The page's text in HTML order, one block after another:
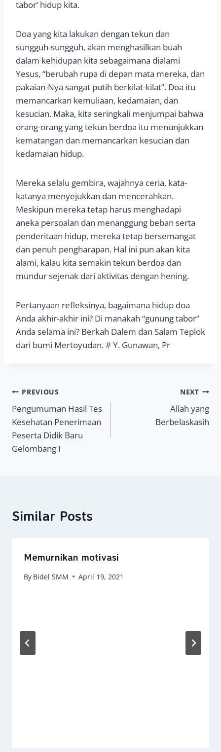
tabor’ hidup kita.
Doa yang kita lakukan dengan tekun dan
sungguh-sungguh, akan menghasilkan buah
dalam kehidupan kita sebagaimana dialami
Yesus, “berubah rupa di depan mata mereka, dan
pakaian-Nya sangat putih berkilat-kilat”. Doa itu
memancarkan kemuliaan, kedamaian, dan
kesucian. Maka, kita seringkali menjumpai bahwa
orang-orang yang tekun berdoa itu menunjukkan
kematangan dan memancarkan kesucian dan
kedamaian hidup.
Mereka selalu gembira, wajahnya ceria, kata-
katanya menyejukkan dan mencerahkan.
Meskipun mereka tetap harus menghadapi
aneka persoalan dan menanggung beban serta
penderitaan hidup, mereka tetap bersemangat
dan penuh pengharapan. Hal ini pun akan kita
alami, kalau kita semakin tekun berdoa dan
mundur sejenak dari aktivitas dengan hening.
Pertanyaan refleksinya, bagaimana hidup doa
Anda akhir-akhir ini? Di manakah “gunung tabor”
Anda selama ini? Berkah Dalem dan Salam Teplok
dari bumi Mertoyudan. # Y. Gunawan, Pr
Navigasi
pos
PREVIOUS
Pengumuman Hasil Tes
Kesehatan Penerimaan
Peserta Didik Baru
Gelombang I
NEXT
Allah yang
Berbelaskasih
Similar Posts
Memurnikan motivasi
By Bidel SMM April 19, 2021